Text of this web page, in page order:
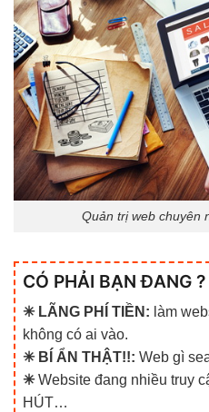
Quản trị web chuyên
CÓ PHẢI BẠN ĐANG ?
✳ LÃNG PHÍ TIỀN: làm
không có ai vào.
✳ BÍ ẨN THẬT!!: Web gì
✳Website đang nhiều truy
HÚT…